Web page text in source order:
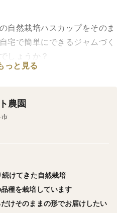
自然栽培ハスカップをそのま
宅で簡単にできるジャムづく
しょうか？
ク袋に詰めた形態でのお届け
っと見る
農園
市
けてきた自然栽培
種を栽培しています
けそのままの形でお届けしたい